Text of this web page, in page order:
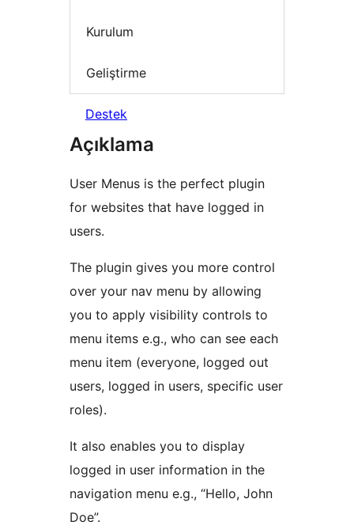
Kurulum
Geliştirme
Destek
Açıklama
User Menus is the perfect plugin
for websites that have logged in
users.
The plugin gives you more control
over your nav menu by allowing
you to apply visibility controls to
menu items e.g., who can see each
menu item (everyone, logged out
users, logged in users, specific user
roles).
It also enables you to display
logged in user information in the
navigation menu e.g., “Hello, John
Doe”.